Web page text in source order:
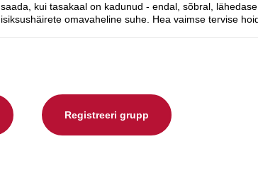
saada, kui tasakaal on kadunud - endal, sõbral,
isiksushäirete omavaheline suhe. Hea vaimse tervise
Registreeri grupp